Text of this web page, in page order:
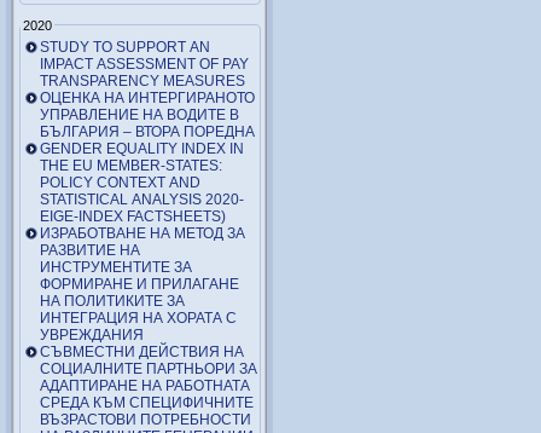
2020
STUDY TO SUPPORT AN
IMPACT ASSESSMENT OF PAY
TRANSPARENCY MEASURES
ОЦЕНКА НА ИНТЕРГИРАНОТО
УПРАВЛЕНИЕ НА ВОДИТЕ В
БЪЛГАРИЯ – ВТОРА ПОРЕДНА
GENDER EQUALITY INDEX IN
THE EU MEMBER-STATES:
POLICY CONTEXT AND
STATISTICAL ANALYSIS 2020-
EIGE-INDEX FACTSHEETS)
ИЗРАБОТВАНЕ НА МЕТОД ЗА
РАЗВИТИЕ НА
ИНСТРУМЕНТИТЕ ЗА
ФОРМИРАНЕ И ПРИЛАГАНЕ
НА ПОЛИТИКИТЕ ЗА
ИНТЕГРАЦИЯ НА ХОРАТА С
УВРЕЖДАНИЯ
СЪВМЕСТНИ ДЕЙСТВИЯ НА
СОЦИАЛНИТЕ ПАРТНЬОРИ ЗА
АДАПТИРАНЕ НА РАБОТНАТА
СРЕДА КЪМ СПЕЦИФИЧНИТЕ
ВЪЗРАСТОВИ ПОТРЕБНОСТИ